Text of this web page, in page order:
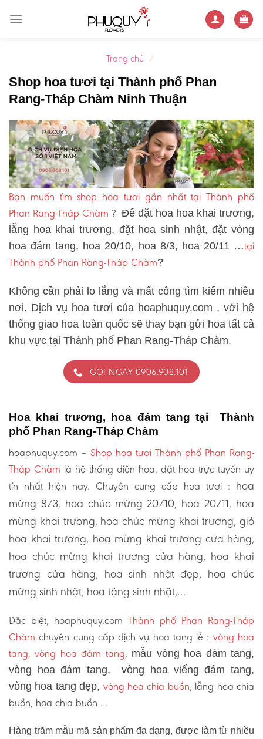
Trang chủ /
Shop hoa tươi tại Thành phố Phan
Rang-Tháp Chàm Ninh Thuận
Bạn muốn tìm shop hoa tươi gần nhất tại Thành phố
Phan Rang-Tháp Chàm ? Để đặt hoa hoa khai trương,
lẵng hoa khai trương, đặt hoa sinh nhật, đặt vòng
hoa đám tang, hoa 20/10, hoa 8/3, hoa 20/11 …tại
Thành phố Phan Rang-Tháp Chàm?
Không cần phải lo lắng và mất công tìm kiếm nhiều
nơi. Dịch vụ hoa tươi của hoaphuquy.com , với hệ
thống giao hoa toàn quốc sẽ thay bạn gửi hoa tất cả
khu vực tại Thành phố Phan Rang-Tháp Chàm.
GỌI NGAY 0906.908.101
Hoa khai trương, hoa đám tang tại Thành
phố Phan Rang-Tháp Chàm
hoaphuquy.com – Shop hoa tươi Thành phố Phan Rang-
Tháp Chàm là hệ thống điện hoa, đặt hoa trực tuyến uy
tín nhất hiện nay. Chuyên cung cấp hoa tươi : hoa
mừng 8/3, hoa chúc mừng 20/10, hoa 20/11, hoa
mừng khai trương, hoa chúc mừng khai trương, giỏ
hoa khai trương, hoa mừng khai trương cửa hàng,
hoa chúc mừng khai trương cửa hàng, hoa khai
trương cửa hàng, hoa sinh nhật đẹp, hoa chúc
mừng sinh nhật, hoa tặng sinh nhật,…
Đặc biệt, hoaphuquy.com Thành phố Phan Rang-Tháp
Chàm chuyên cung cấp dịch vụ hoa tang lễ : vòng hoa
tang, vòng hoa đám tang, mẫu vòng hoa đám tang,
vòng hoa đám tang, vòng hoa viếng đám tang,
vòng hoa tang đẹp, vòng hoa chia buồn, lẵng hoa chia
buồn, hoa chia buồn …
Hàng trăm mẫu mã sản phẩm đa dạng, được làm từ nhiều